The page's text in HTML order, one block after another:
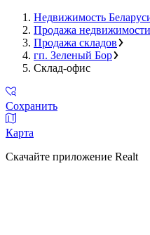
Недвижимость
Продажа недвижимости
Продажа складов
гп. Зеленый Бор
Склад-офис
Сохранить
Карта
Скачайте приложение Realt